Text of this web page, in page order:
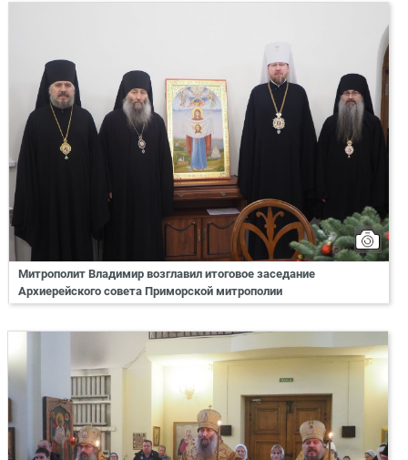
Митрополит Владимир возглавил итоговое заседание
Архиерейского совета Приморской митрополии